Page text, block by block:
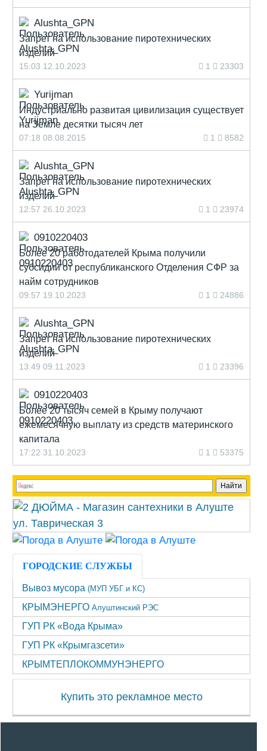
Alushta_GPN
Запрет на использование пиротехнических
изделий
15:03 12.10.2023 1 23303
Yurijman
Индустриально развитая цивилизация существует
на Земле десятки тысяч лет
07:18 08.08.2015 1 8582
Alushta_GPN
Запрет на использование пиротехнических
изделий
12:57 26.10.2023 1 23974
0910220403
Более 20 работодателей Крыма получили
субсидии от республиканского Отделения СФР за
найм сотрудников
09:57 19.10.2023 1 24886
Alushta_GPN
Запрет на использование пиротехнических
изделий
13:49 09.11.2023 1 23396
0910220403
Более 20 тысяч семей в Крыму получают
ежемесячную выплату из средств материнского
капитала
17:22 31.10.2023 1 53375
ГОРОДСКИЕ СЛУЖБЫ
Вывоз мусора (МУП УБГ и КС)
КРЫМЭНЕРГО Алуштинский РЭС
ГУП РК «Вода Крыма»
ГУП РК «Крымгазсети»
КРЫМТЕПЛОКОММУНЭНЕРГО
Купить это рекламное место